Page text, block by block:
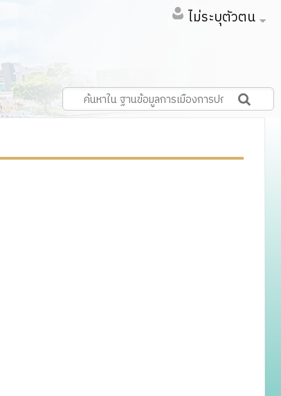
ไม่ระบุตัวตน